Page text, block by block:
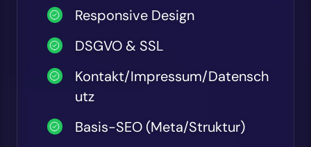
Responsive Design
DSGVO & SSL
Kontakt/Impressum/Datensch
utz
Basis-SEO (Meta/Struktur)